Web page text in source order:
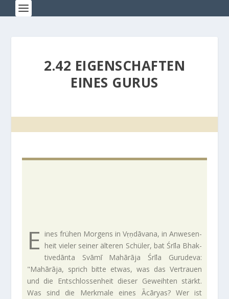
2.42 EIGENSCHAFTEN
EINES GURUS
E ines frühen Mor­gens in Vṛṇ­dā­vana, in Anwe­sen­
heit vieler seiner älteren Schüler, bat Śrīla Bhak­
ti­ve­dānta Svāmī Mahārāja Śrīla Guru­deva:
"Mahārāja, sprich bitte etwas, was das Ver­trauen
und die Ent­schlos­sen­heit dieser Geweihten stärkt.
Was sind die Merk­male eines Ācāryas? Wer ist